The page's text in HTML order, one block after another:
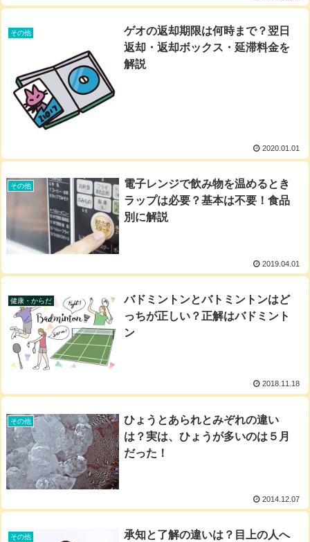
その他
ゲオの返却期限は何時まで？翌日
返却・返却ボックス・延滞料金を
解説
2020.01.01
その他
電子レンジで飲み物を温めるとき
ラップは必要？基本は不要！食品
別に解説
2019.04.01
健康・からだ
バドミントンとバトミントンはど
っちが正しい？正解はバドミント
ン
2018.11.18
その他
ひょうとあられとみぞれの違い
は？実は、ひょうが多いのは５月
だった！
2014.12.07
その他
承知と了解の違いは？目上の人へ